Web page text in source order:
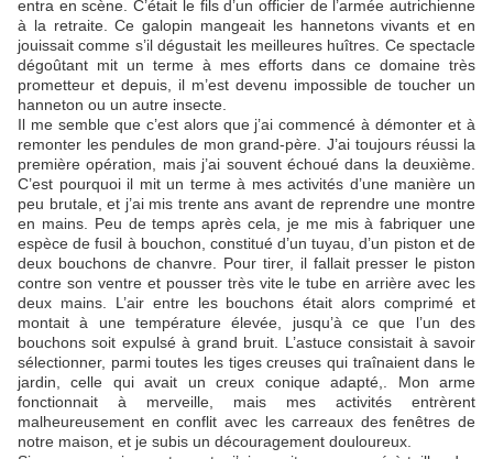
entra en scène. C’était le fils d’un officier de l’armée autrichienne
à la retraite. Ce galopin mangeait les hannetons vivants et en
jouissait comme s’il dégustait les meilleures huîtres. Ce spectacle
dégoûtant mit un terme à mes efforts dans ce domaine très
prometteur et depuis, il m’est devenu impossible de toucher un
hanneton ou un autre insecte.
Il me semble que c’est alors que j’ai commencé à démonter et à
remonter les pendules de mon grand-père. J’ai toujours réussi la
première opération, mais j’ai souvent échoué dans la deuxième.
C’est pourquoi il mit un terme à mes activités d’une manière un
peu brutale, et j’ai mis trente ans avant de reprendre une montre
en mains. Peu de temps après cela, je me mis à fabriquer une
espèce de fusil à bouchon, constitué d’un tuyau, d’un piston et de
deux bouchons de chanvre. Pour tirer, il fallait presser le piston
contre son ventre et pousser très vite le tube en arrière avec les
deux mains. L’air entre les bouchons était alors comprimé et
montait à une température élevée, jusqu’à ce que l’un des
bouchons soit expulsé à grand bruit. L’astuce consistait à savoir
sélectionner, parmi toutes les tiges creuses qui traînaient dans le
jardin, celle qui avait un creux conique adapté,. Mon arme
fonctionnait à merveille, mais mes activités entrèrent
malheureusement en conflit avec les carreaux des fenêtres de
notre maison, et je subis un découragement douloureux.